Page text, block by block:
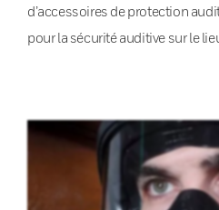
d’accessoires de protection
pour la sécurité auditive sur le